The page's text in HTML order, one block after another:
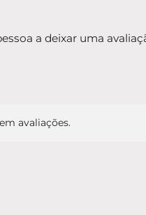
a deixar uma
avaliações.